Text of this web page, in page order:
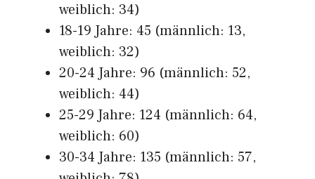
weiblich: 34)
18-19 Jahre: 45 (männlich: 13,
weiblich: 32)
20-24 Jahre: 96 (männlich: 52,
weiblich: 44)
25-29 Jahre: 124 (männlich: 64,
weiblich: 60)
30-34 Jahre: 135 (männlich: 57,